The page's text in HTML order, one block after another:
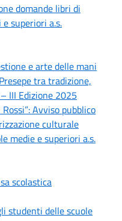
domande libri di
superiori a.s.
e arte delle mani
tra tradizione,
III Edizione 2025
Avviso pubblico
culturale
medie e superiori a.s.
scolastica
studenti delle scuole